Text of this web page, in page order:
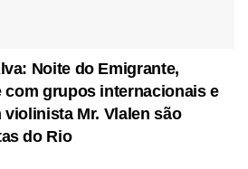
Noite do Emigrante,
com grupos internacionais e
Mr. Vlalen são
do Rio